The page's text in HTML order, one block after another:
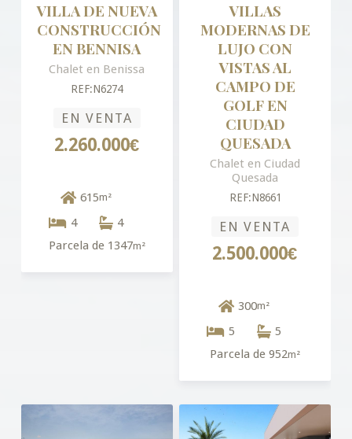
VILLA DE NUEVA
CONSTRUCCIÓN
EN BENNISA
Chalet en Benissa
REF:N6274
EN VENTA
2.260.000€
615m²
4
4
Parcela de 1347m²
VILLAS
MODERNAS DE
LUJO CON
VISTAS AL
CAMPO DE
GOLF EN
CIUDAD
QUESADA
Chalet en Ciudad
Quesada
REF:N8661
EN VENTA
2.500.000€
300m²
5
5
Parcela de 952m²